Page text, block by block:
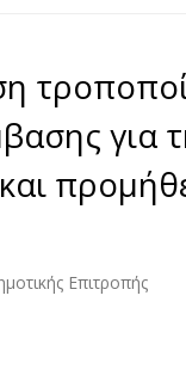
για
Επιτροπής